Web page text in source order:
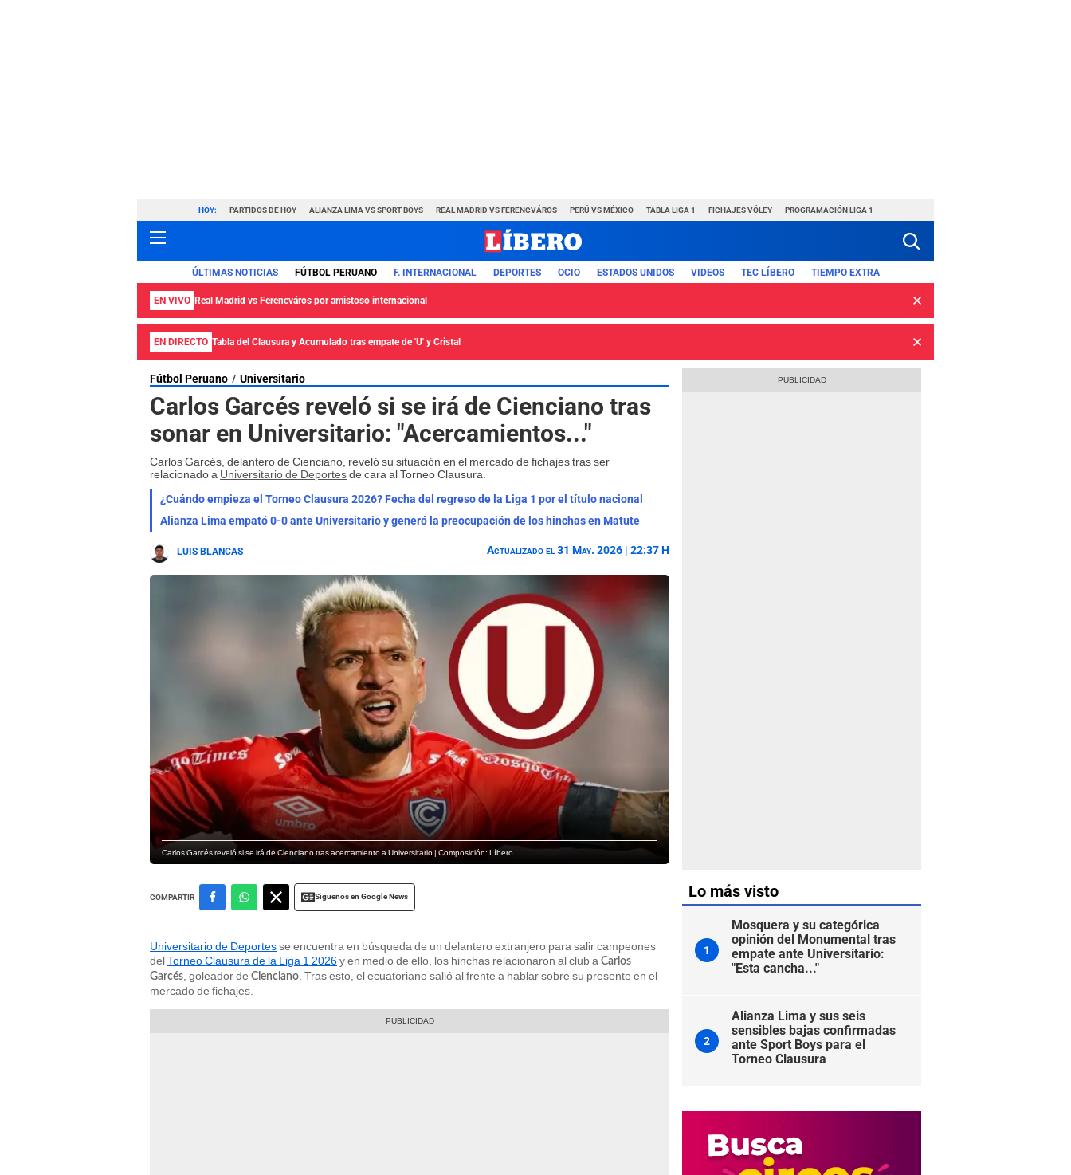
HOY: PARTIDOS DE HOY ALIANZA LIMA VS SPORT BOYS REAL MADRID VS FERENCVÁROS PERÚ VS MÉXICO TABLA LIGA 1 FICHAJES VÓLEY PROGRAMACIÓN LIGA 1
ÚLTIMAS NOTICIAS FÚTBOL PERUANO F. INTERNACIONAL DEPORTES OCIO ESTADOS UNIDOS VIDEOS TEC LÍBERO TIEMPO EXTRA
EN VIVO Real Madrid vs Ferencváros por amistoso internacional
EN DIRECTO Tabla del Clausura y Acumulado tras empate de 'U' y Cristal
Fútbol Peruano Universitario
Carlos Garcés reveló si se irá de Cienciano tras
sonar en Universitario: "Acercamientos..."
Carlos Garcés, delantero de Cienciano, reveló su situación en el mercado de fichajes tras ser
relacionado a Universitario de Deportesde cara al Torneo Clausura.
¿Cuándo empieza el Torneo Clausura 2026? Fecha del regreso de la Liga 1 por el título nacional
Alianza Lima empató 0-0 ante Universitario y generó la preocupación de los hinchas en Matute
LUIS BLANCAS Actualizado el 31 May. 2026 | 22:37 H
Carlos Garcés reveló si se irá de Cienciano tras acercamiento a Universitario | Composición: Líbero
COMPARTIR Siguenos en Google News
Universitario de Deportesse encuentra en búsqueda de un delantero extranjero para salir campeones
delTorneo Clausura de la Liga 1 2026y en medio de ello, los hinchas relacionaron al club a Carlos
Garcés , goleador de Cienciano . Tras esto, el ecuatoriano salió al frente a hablar sobre su presente en el
mercado de fichajes.
Lo más visto
1
Mosquera y su categórica
opinión del Monumental tras
empate ante Universitario:
"Esta cancha..."
2
Alianza Lima y sus seis
sensibles bajas confirmadas
ante Sport Boys para el
Torneo Clausura